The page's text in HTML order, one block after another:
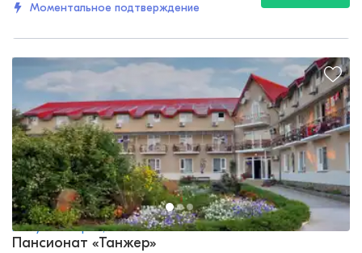
Моментальное подтверждение
Республика Крым, Саки
Пансионат «Танжер»